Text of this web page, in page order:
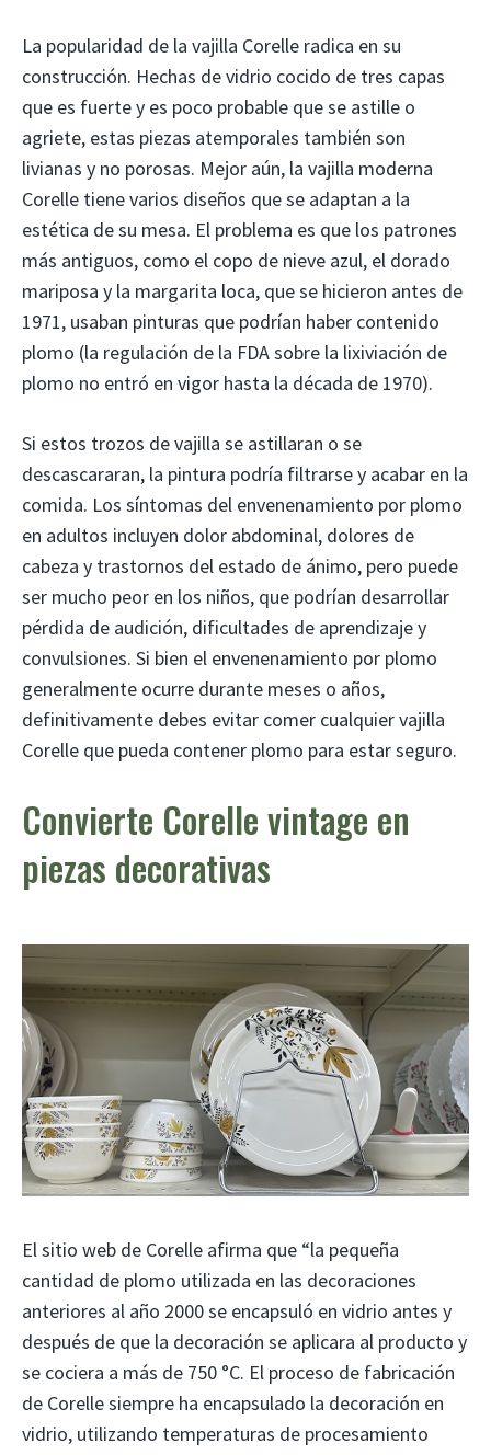
La popularidad de la vajilla Corelle radica en su
construcción. Hechas de vidrio cocido de tres capas
que es fuerte y es poco probable que se astille o
agriete, estas piezas atemporales también son
livianas y no porosas. Mejor aún, la vajilla moderna
Corelle tiene varios diseños que se adaptan a la
estética de su mesa. El problema es que los patrones
más antiguos, como el copo de nieve azul, el dorado
mariposa y la margarita loca, que se hicieron antes de
1971, usaban pinturas que podrían haber contenido
plomo (la regulación de la FDA sobre la lixiviación de
plomo no entró en vigor hasta la década de 1970).
Si estos trozos de vajilla se astillaran o se
descascararan, la pintura podría filtrarse y acabar en la
comida. Los síntomas del envenenamiento por plomo
en adultos incluyen dolor abdominal, dolores de
cabeza y trastornos del estado de ánimo, pero puede
ser mucho peor en los niños, que podrían desarrollar
pérdida de audición, dificultades de aprendizaje y
convulsiones. Si bien el envenenamiento por plomo
generalmente ocurre durante meses o años,
definitivamente debes evitar comer cualquier vajilla
Corelle que pueda contener plomo para estar seguro.
Convierte Corelle vintage en
piezas decorativas
El sitio web de Corelle afirma que “la pequeña
cantidad de plomo utilizada en las decoraciones
anteriores al año 2000 se encapsuló en vidrio antes y
después de que la decoración se aplicara al producto y
se cociera a más de 750 °C. El proceso de fabricación
de Corelle siempre ha encapsulado la decoración en
vidrio, utilizando temperaturas de procesamiento